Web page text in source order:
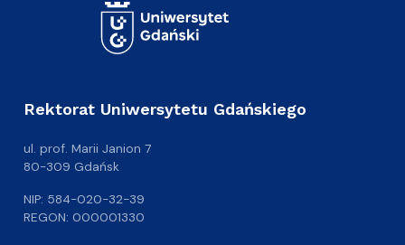
Rektorat Uniwersytetu Gdańskiego
ul. prof. Marii Janion 7
80-309 Gdańsk
NIP: 584-020-32-39
REGON: 000001330